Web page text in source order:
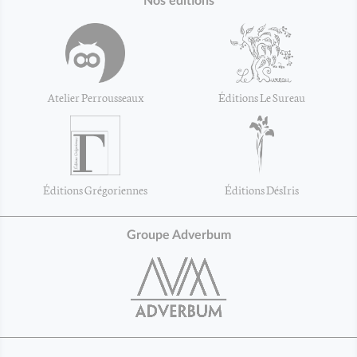
Atelier Perrousseaux Éditions Le Sureau
Éditions Grégoriennes Éditions DésIris
Groupe Adverbum